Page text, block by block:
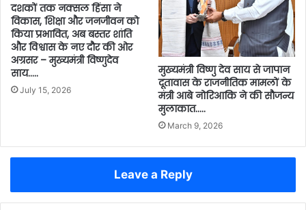
दशकों तक नक्सल हिंसा ने
विकास, शिक्षा और जनजीवन को
किया प्रभावित, अब बस्तर शांति
और विश्वास के नए दौर की ओर
अग्रसर – मुख्यमंत्री विष्णुदेव
साय…..
July 15, 2026
मुख्यमंत्री विष्णु देव साय से जापान
दूतावास के राजनीतिक मामलों के
मंत्री आबे नोरिआकि ने की सौजन्य
मुलाकात…..
March 9, 2026
Leave a Reply